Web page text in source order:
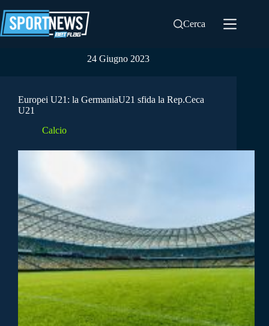
al
contenuto
Cerca
24 Giugno 2023
Europei U21: la GermaniaU21 sfida la Rep.Ceca
U21
Calcio